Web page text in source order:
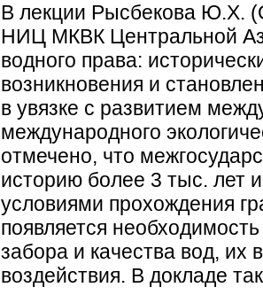
В лекции Рысбекова Ю.Х.
НИЦ МКВК Центральной
водного права:
возникновения и
в увязке с развитием
международного
отмечено, что
историю более 3 тыс. лет
условиями прохождения
появляется
забора и качества вод, их
воздействия. В докладе